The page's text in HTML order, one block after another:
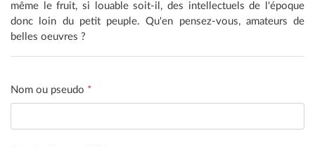
même le fruit, si louable soit-il, des intellectuels de l'époque
donc loin du petit peuple. Qu'en pensez-vous, amateurs de
belles oeuvres ?
Nom ou pseudo *